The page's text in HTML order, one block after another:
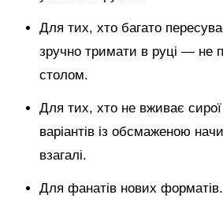
Для тих, хто багато
зручно тримати в руці — не
столом.
Для тих, хто не вживає
варіантів із обсмаженою
взагалі.
Для фанатів нових